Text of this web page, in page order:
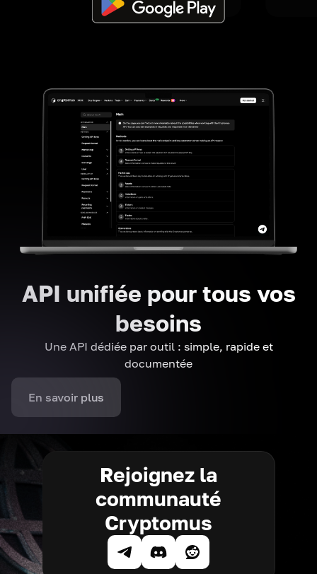
API unifiée pour tous vos
besoins
Une API dédiée par outil : simple, rapide et
documentée
En savoir plus
Rejoignez la
communauté
Cryptomus